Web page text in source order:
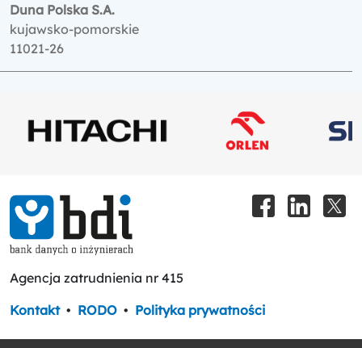
Duna Polska S.A.
kujawsko-pomorskie
11021-26
Agencja zatrudnienia nr 415
Kontakt • RODO • Polityka prywatności